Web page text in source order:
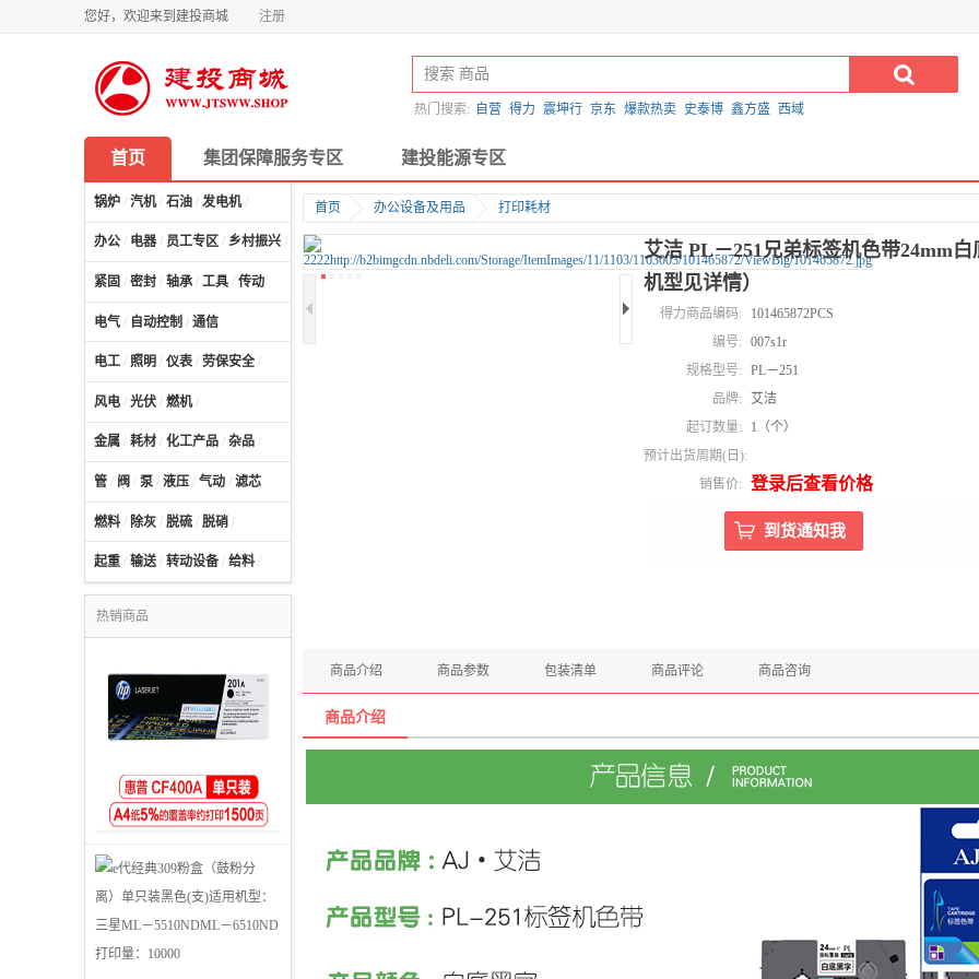
您好，欢迎来到建投商城 注册
热门搜索: 自营 得力 震坤行 京东 爆款热卖 史泰博 鑫方盛 西域
首页 集团保障服务专区 建投能源专区
锅炉 / 汽机/ 石油 / 发电机/
办公 / 电器 / 员工专区 / 乡村振兴 / 计算机及配件
紧固 / 密封 / 轴承 / 工具 / 传动
电气 / 自动控制 / 通信
电工 / 照明 / 仪表 / 劳保安全 /
风电 / 光伏 / 燃机/
金属 / 耗材 / 化工产品 / 杂品 /
管 / 阀 / 泵 / 液压 / 气动 / 滤芯
燃料 / 除灰 / 脱硫 / 脱硝 /
起重 / 输送/ 转动设备 / 给料 /
热销商品
首页 办公设备及用品 打印耗材
艾洁 PL－251兄弟标签机色带24mm
机型见详情）
得力商品编码:
101465872PCS
编号:
007s1r
规格型号:
PL－251
品牌:
艾洁
起订数量:
1（个）
预计出货周期(日):
销售价:
登录后查看价格
商品介绍 商品参数 包装清单 商品评论 商品咨询
商品介绍